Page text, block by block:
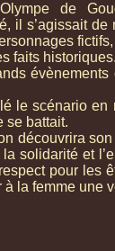
de
il s’agissait
faits
le scénario
se battait.
découvrira
solidarité et
pour les
la femme une